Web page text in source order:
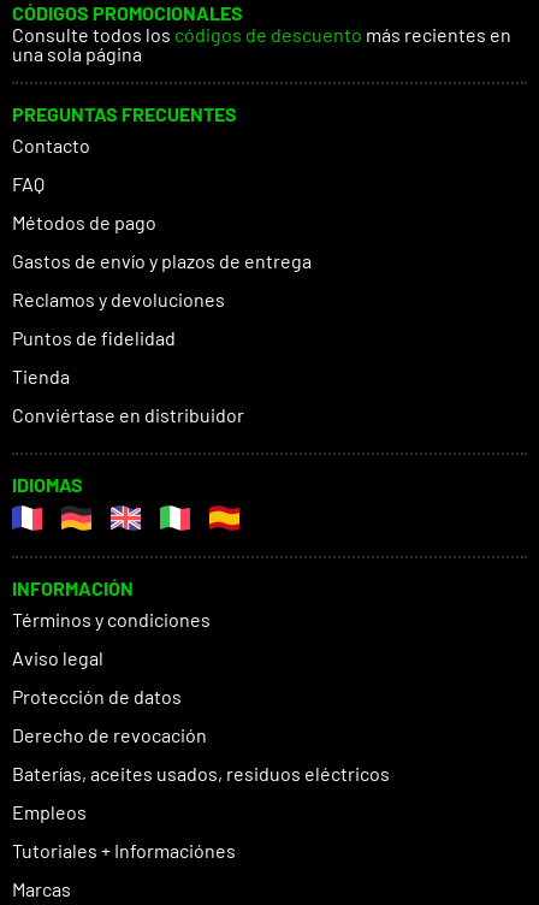
CÓDIGOS PROMOCIONALES
Consulte todos los códigos de descuento más recientes en
una sola página
PREGUNTAS FRECUENTES
Contacto
FAQ
Métodos de pago
Gastos de envío y plazos de entrega
Reclamos y devoluciones
Puntos de fidelidad
Tienda
Conviértase en distribuidor
IDIOMAS
INFORMACIÓN
Términos y condiciones
Aviso legal
Protección de datos
Derecho de revocación
Baterías, aceites usados, residuos eléctricos
Empleos
Tutoriales + Informaciónes
Marcas